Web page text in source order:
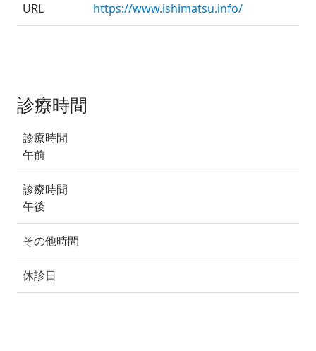
URL https://www.ishimatsu.info/
診療時間
診療時間
午前
診療時間
午後
その他時間
休診日